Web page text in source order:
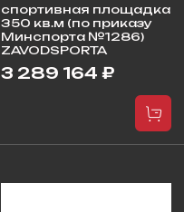
спортивная площадка
350 кв.м (по приказу
Минспорта №1286)
ZAVODSPORTA
3 289 164 ₽